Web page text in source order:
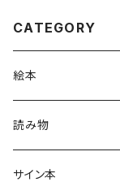
CATEGORY
絵本
グラニフのえほん
大人の絵本
読み物
ホントのコイズミさん
サイン本